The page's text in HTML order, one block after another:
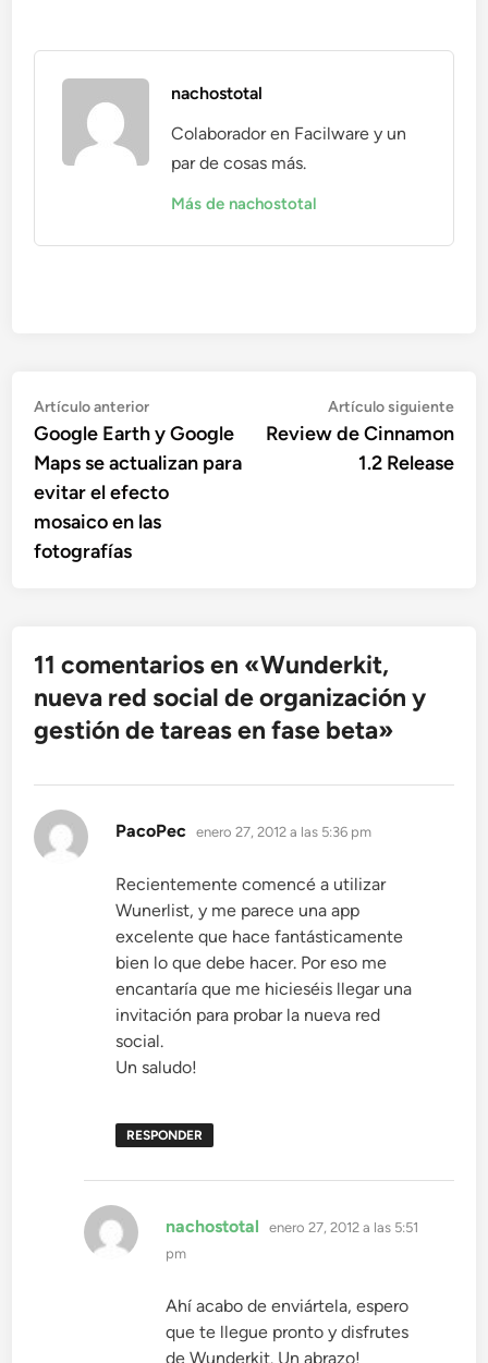
nachostotal
Colaborador en Facilware y un
par de cosas más.
Más de nachostotal
Navegación
de
entradas
Artículo anteriorArtículo
anterior:
Google Earth y Google
Maps se actualizan para
evitar el efecto
mosaico en las
fotografías
Artículo siguiente
Review de Cinnamon
1.2 Release
11 comentarios en «Wunderkit,
nueva red social de organización y
gestión de tareas en fase beta»
PacoPec dice:
enero 27, 2012 a las 5:36 pm
Recientemente comencé a utilizar
Wunerlist, y me parece una app
excelente que hace fantásticamente
bien lo que debe hacer. Por eso me
encantaría que me hicieséis llegar una
invitación para probar la nueva red
social.
Un saludo!
RESPONDER
nachostotal dice:
enero 27, 2012 a las 5:51
pm
Ahí acabo de enviártela, espero
que te llegue pronto y disfrutes
de Wunderkit. Un abrazo!